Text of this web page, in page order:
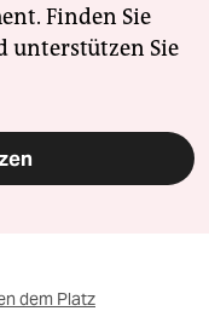
Finden Sie
unterstützen Sie
dem Platz